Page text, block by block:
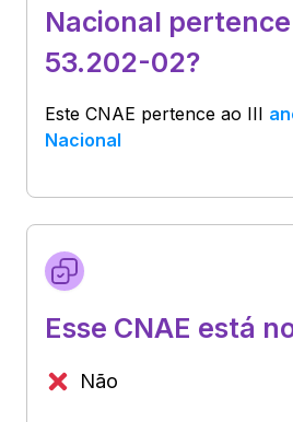
Nacional pertence
53.202-02?
Este CNAE pertence ao III
Nacional
Esse CNAE está
Não